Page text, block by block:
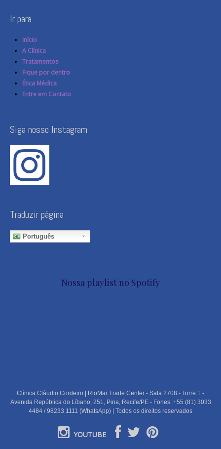
Ir para
Início
A Clínica
Tratamentos
Fique por dentro
Ética Médica
Entre em Contato
Siga nosso Instagram
Traduzir página
Português
Nossa playlist no Spotify
Clínica Cláudio Cordeiro | RioMar Trade Center - Sala 2708 - Torre 1 -
Avenida República do Líbano, 251, Pina, Recife/PE - Fones: +55 (81) 3033
4484 / 98233 1111 (WhatsApp) | Todos os direitos reservados
YOUTUBE